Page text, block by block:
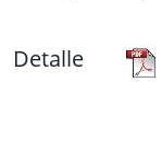
Detalle